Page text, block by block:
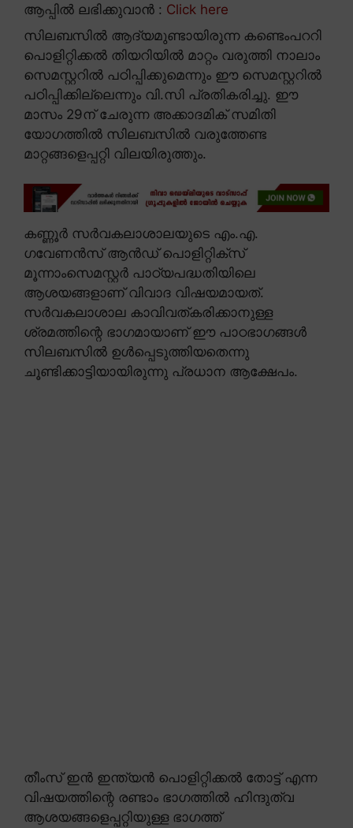
ആപ്പിൽ ലഭിക്കുവാൻ : Click here
സിലബസിൽ ആദ്യമുണ്ടായിരുന്ന കണ്ടെംപററി
പൊളിറ്റിക്കൽ തിയറിയിൽ മാറ്റം വരുത്തി നാലാം
സെമസ്റ്ററിൽ പഠിപ്പിക്കുമെന്നും ഈ സെമസ്റ്ററിൽ
പഠിപ്പിക്കില്ലെന്നും വി.സി പ്രതികരിച്ചു. ഈ
മാസം 29ന് ചേരുന്ന അക്കാദമിക് സമിതി
യോഗത്തിൽ സിലബസിൽ വരുത്തേണ്ട
മാറ്റങ്ങളെപ്പറ്റി വിലയിരുത്തും.
കണ്ണൂർ സർവകലാശാലയുടെ എം.എ.
ഗവേണൻസ് ആൻഡ് പൊളിറ്റിക്സ്
മൂന്നാംസെമസ്റ്റർ പാഠ്യപദ്ധതിയിലെ
ആശയങ്ങളാണ് വിവാദ വിഷയമായത്.
സർവകലാശാല കാവിവത്കരിക്കാനുള്ള
ശ്രമത്തിന്റെ ഭാഗമായാണ് ഈ പാഠഭാഗങ്ങൾ
സിലബസിൽ ഉൾപ്പെടുത്തിയതെന്നു
ചൂണ്ടിക്കാട്ടിയായിരുന്നു പ്രധാന ആക്ഷേപം.
തീംസ് ഇൻ ഇന്ത്യൻ പൊളിറ്റിക്കൽ തോട്ട് എന്ന
വിഷയത്തിന്റെ രണ്ടാം ഭാഗത്തിൽ ഹിന്ദുത്വ
ആശയങ്ങളെപ്പറ്റിയുള്ള ഭാഗത്ത്